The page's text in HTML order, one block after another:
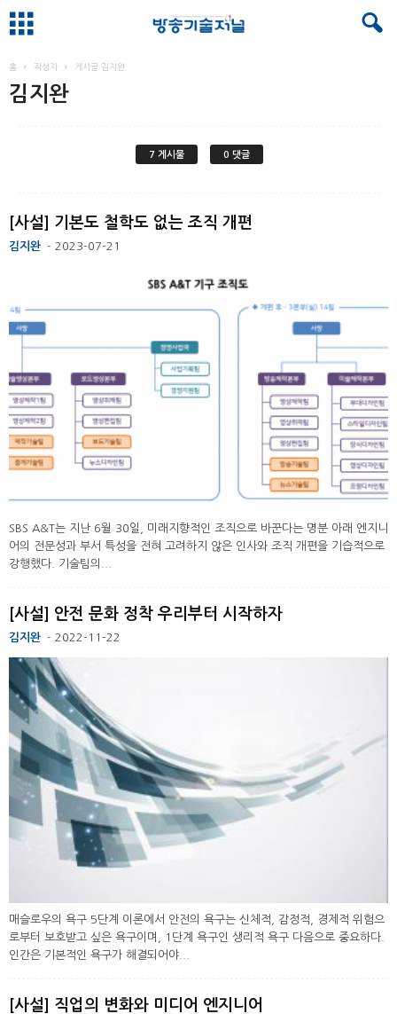
홈 작성자 게시글 김지완
김지완
7 게시물 0 댓글
[사설] 기본도 철학도 없는 조직 개편
김지완 - 2023-07-21
SBS A&T는 지난 6월 30일, 미래지향적인 조직으로 바꾼다는 명분 아래 엔지니
어의 전문성과 부서 특성을 전혀 고려하지 않은 인사와 조직 개편을 기습적으로
강행했다. 기술팀의...
[사설] 안전 문화 정착 우리부터 시작하자
김지완 - 2022-11-22
매슬로우의 욕구 5단계 이론에서 안전의 욕구는 신체적, 감정적, 경제적 위험으
로부터 보호받고 싶은 욕구이며, 1단계 욕구인 생리적 욕구 다음으로 중요하다.
인간은 기본적인 욕구가 해결되어야...
[사설] 직업의 변화와 미디어 엔지니어